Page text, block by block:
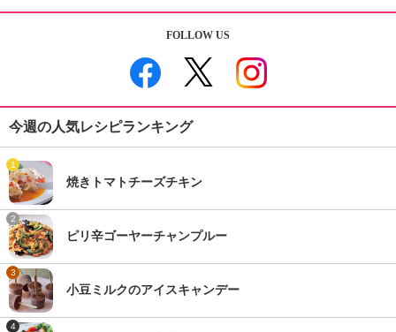
FOLLOW US
今週の人気レシピランキング
1
焼きトマトチーズチキン
2
ピリ辛ゴーヤーチャンプルー
3
小豆ミルクのアイスキャンデー
4